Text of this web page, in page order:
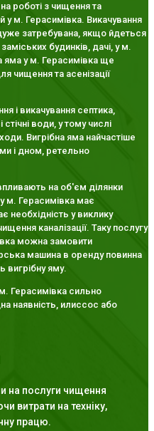
роботі з чищення та
у м. Герасимівка. Викачування
затребувана, якщо йдеться
будинків, дачі, у м.
яма у м. Герасимівка ще
чищення та асенізації
і викачування септика,
стічні води, у тому числі
Вигрібна яма найчастіше
і дном, ретельно
на об'єм ділянки
м. Герасимівка має
необхідність у виклику
каналізації. Таку послугу
можна замовити
машина в оренду повинна
вигрібну яму.
Герасимівка сильно
наявність, илиссос або
на послуги чищення
витрати на техніку,
працю.